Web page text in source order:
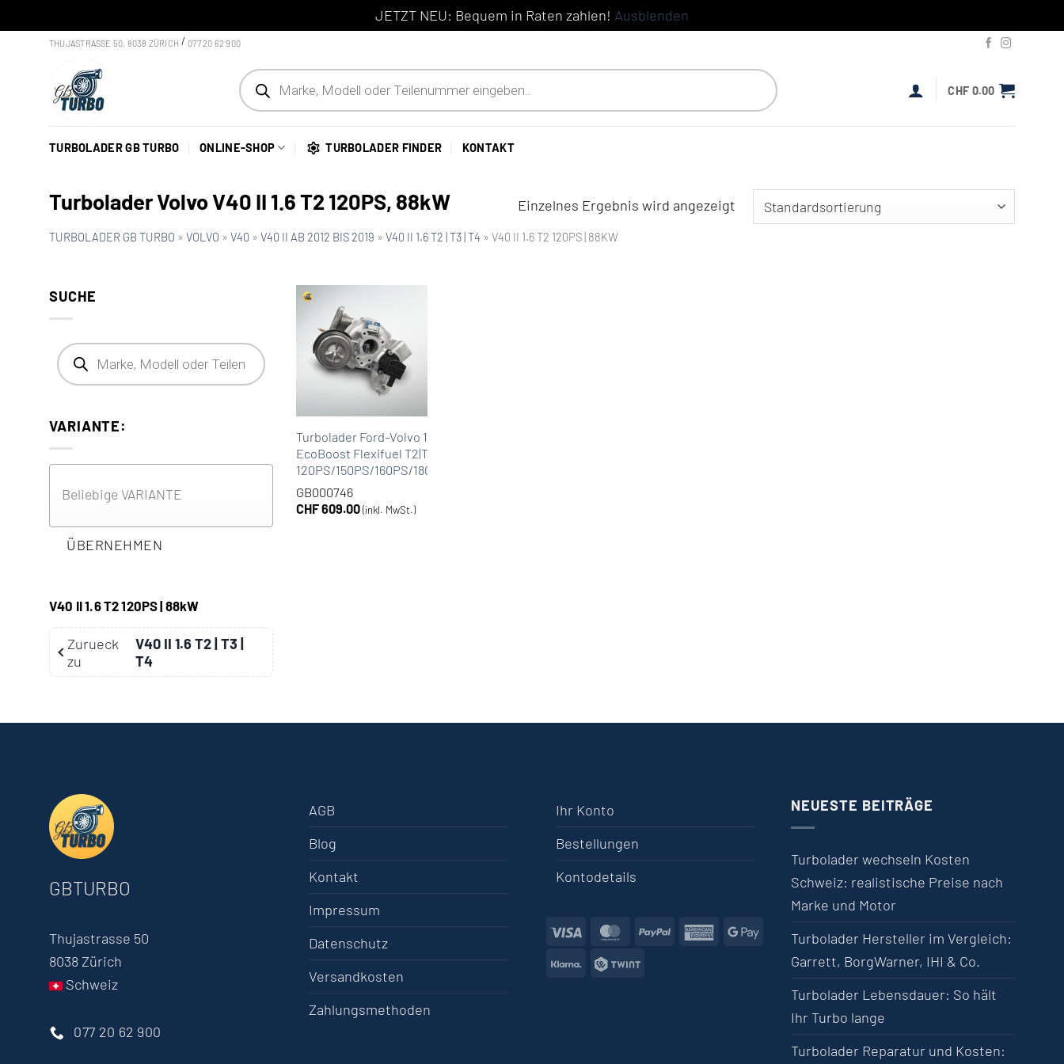
JETZT NEU: Bequem in Raten zahlen! Ausblenden
Skip to contentTHUJASTRASSE 50, 8038 ZÜRICH /077 20 62 900
Products search
CHF 0.00
TURBOLADER GB TURBO ONLINE-SHOP TURBOLADER FINDER KONTAKT
Turbolader Volvo V40 II 1.6 T2 120PS, 88kW Einzelnes Ergebnis wird angezeigt
TURBOLADER GB TURBO » VOLVO » V40 » V40 II AB 2012 BIS 2019 » V40 II 1.6 T2 | T3 | T4 » V40 II 1.6 T2 120PS | 88KW
SUCHE
Products search
VARIANTE:
ÜBERNEHMEN
V40 II 1.6 T2 120PS | 88kW
Zurueck
zu
V40 II 1.6 T2 | T3 |
T4
Turbolader Ford-Volvo 1.6
EcoBoost Flexifuel T2|T3|T4|T4F
120PS/150PS/160PS/180PS/182PS
GB000746
CHF609.00 (inkl. MwSt.)
GBTURBO
Thujastrasse 50
8038 Zürich
Schweiz
077 20 62 900
AGB
Blog
Kontakt
Impressum
Datenschutz
Versandkosten
Zahlungsmethoden
Ihr Konto
Bestellungen
Kontodetails
Visa MasterCard
PayPalAmerican Express
Google Pay
Klarna
Twint
NEUESTE BEITRÄGE
Turbolader wechseln Kosten
Schweiz: realistische Preise nach
Marke und Motor
Turbolader Hersteller im Vergleich:
Garrett, BorgWarner, IHI & Co.
Turbolader Lebensdauer: So hält
Ihr Turbo lange
Turbolader Reparatur und Kosten: